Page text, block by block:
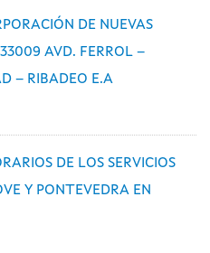
DE NUEVAS
AVD. FERROL –
– RIBADEO E.A
DE LOS SERVICIOS
Y PONTEVEDRA EN